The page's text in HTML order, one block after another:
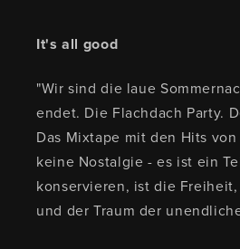
It's all good
"Wir sind die laue
endet. Die Flachdach Party.
Das Mixtape mit den Hits
keine Nostalgie - es ist ein
konservieren, ist die
und der Traum der